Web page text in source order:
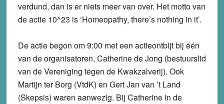
verdund, dan is er niets meer van over. Het motto van
de actie 10^23 is ‘Homeopathy, there’s nothing in it’.
De actie begon om 9:00 met een actieontbijt bij één
van de organisatoren, Catherine de Jong (bestuurslid
van de Vereniging tegen de Kwakzalverij). Ook
Martijn ter Borg (VtdK) en Gert Jan van ’t Land
(Skepsis) waren aanwezig. Bij Catherine in de